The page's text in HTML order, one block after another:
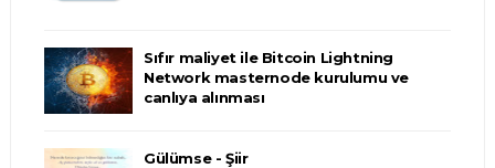
Sıfır maliyet ile Bitcoin Lightning
Network masternode kurulumu ve
canlıya alınması
Gülümse - Şiir